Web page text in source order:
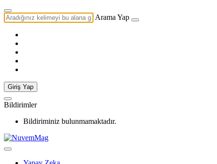
Arama Yap
Giriş Yap
Bildirimler
Bildiriminiz bulunmamaktadır.